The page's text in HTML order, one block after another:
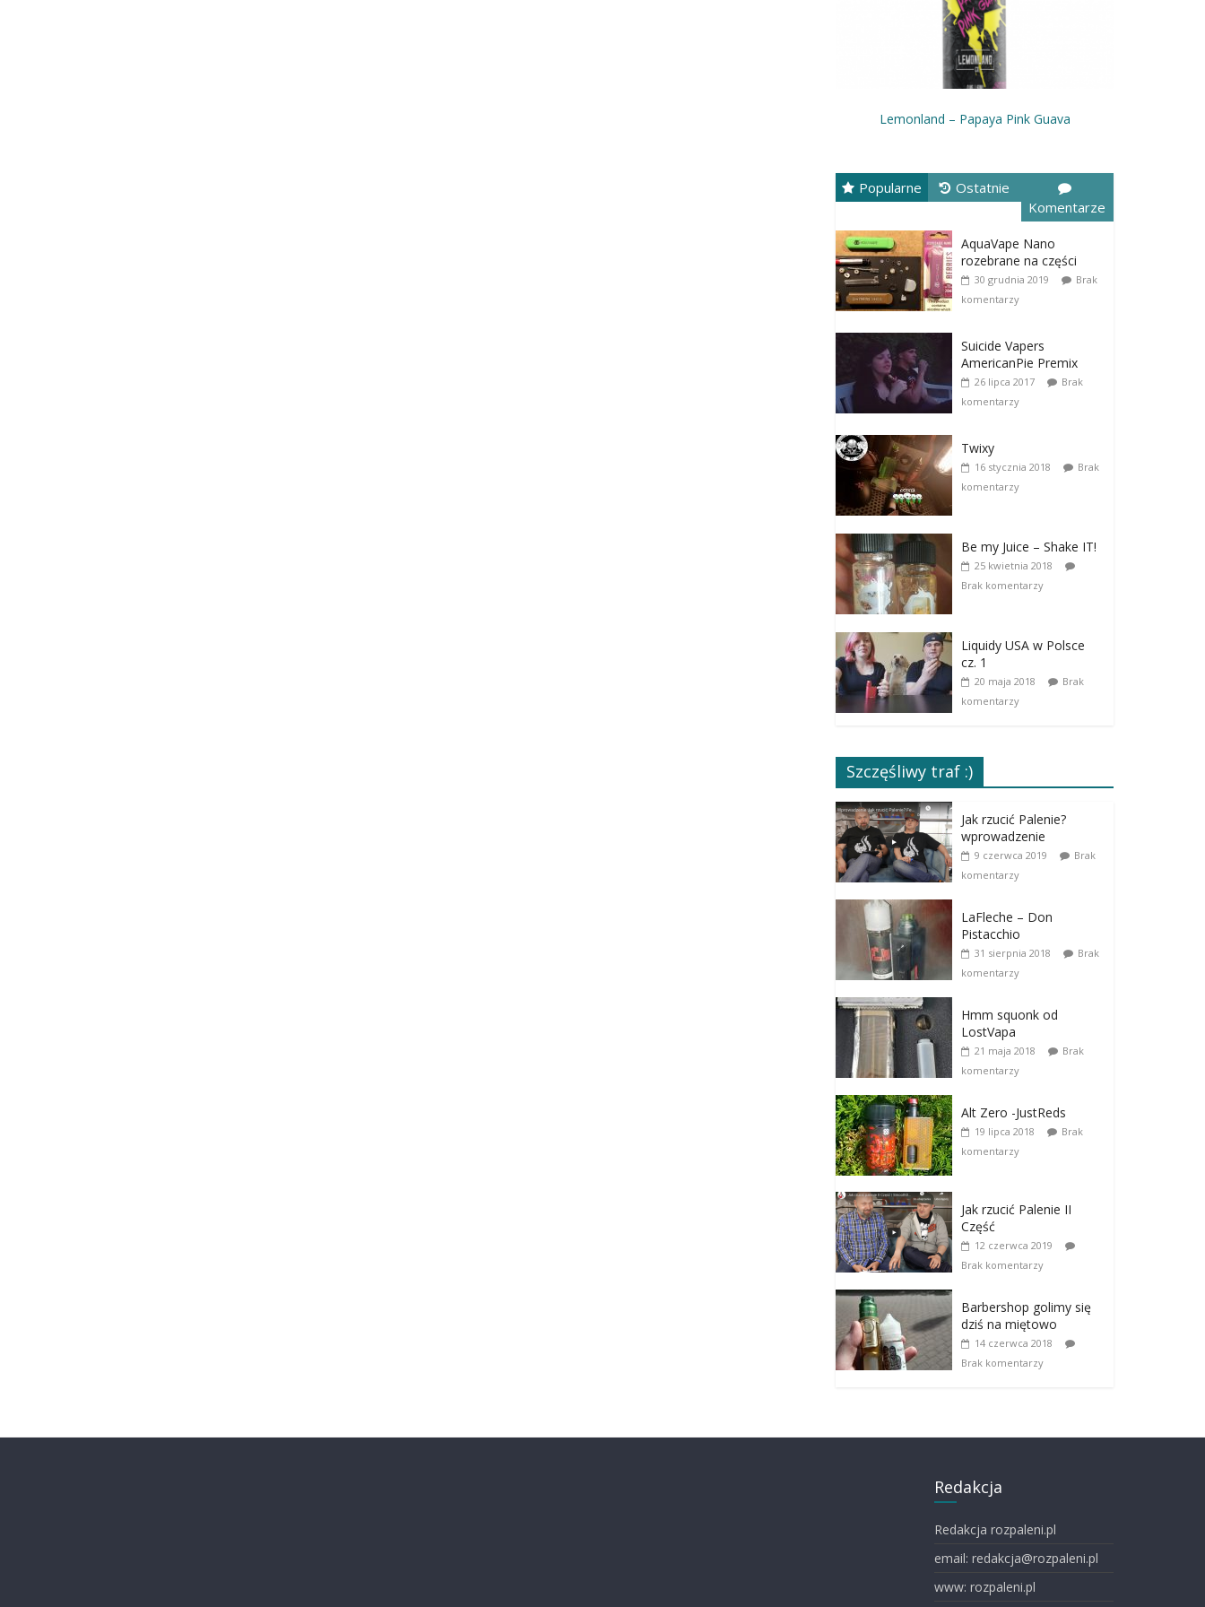
Lemonland – Papaya Pink Guava
Popularne
Ostatnie
Komentarze
AquaVape Nano
rozebrane na części
30 grudnia 2019
Brak
komentarzy
Suicide Vapers
AmericanPie Premix
26 lipca 2017
Brak
komentarzy
Twixy
16 stycznia 2018
Brak
komentarzy
Be my Juice – Shake IT!
25 kwietnia 2018
Brak komentarzy
Liquidy USA w Polsce
cz. 1
20 maja 2018
Brak
komentarzy
Szczęśliwy traf :)
Jak rzucić Palenie?
wprowadzenie
9 czerwca 2019
Brak
komentarzy
LaFleche – Don
Pistacchio
31 sierpnia 2018
Brak
komentarzy
Hmm squonk od
LostVapa
21 maja 2018
Brak
komentarzy
Alt Zero -JustReds
19 lipca 2018
Brak
komentarzy
Jak rzucić Palenie II
Część
12 czerwca 2019
Brak komentarzy
Barbershop golimy się
dziś na miętowo
14 czerwca 2018
Brak komentarzy
Redakcja
Redakcja rozpaleni.pl
email: redakcja@rozpaleni.pl
www: rozpaleni.pl